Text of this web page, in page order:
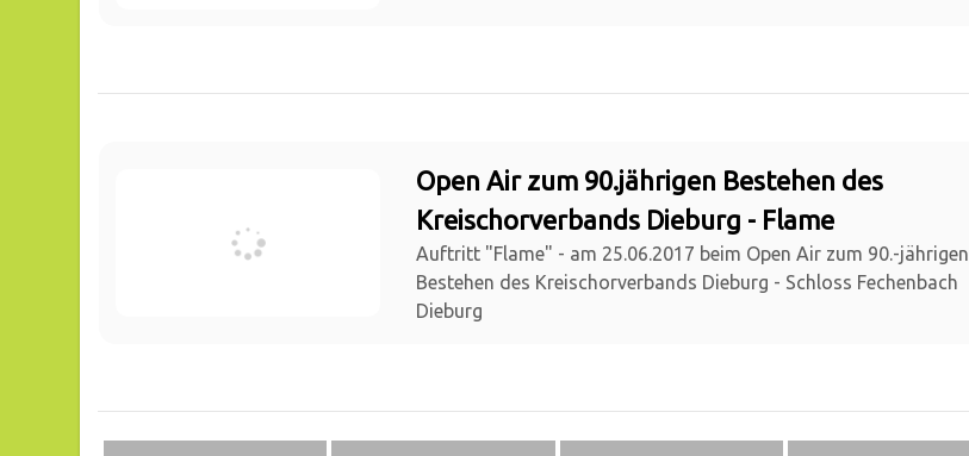
Open Air zum 90.jährigen Bestehen des
Kreischorverbands Dieburg - Flame
Auftritt "Flame" - am 25.06.2017 beim Open Air zum 90.-jährigen
Bestehen des Kreischorverbands Dieburg - Schloss Fechenbach
Dieburg